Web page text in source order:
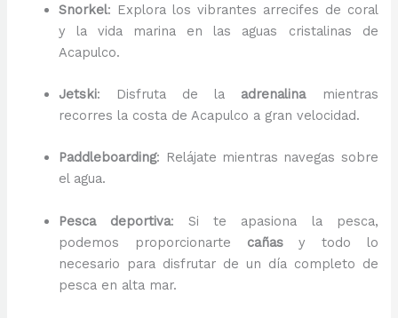
Snorkel: Explora los vibrantes arrecifes de coral
y la vida marina en las aguas cristalinas de
Acapulco.
Jetski: Disfruta de la adrenalinamientras
recorres la costa de Acapulco a gran velocidad.
Paddleboarding: Relájate mientras navegas sobre
el agua.
Pesca deportiva: Si te apasiona la pesca,
podemos proporcionarte cañasy todo lo
necesario para disfrutar de un día completo de
pesca en alta mar.